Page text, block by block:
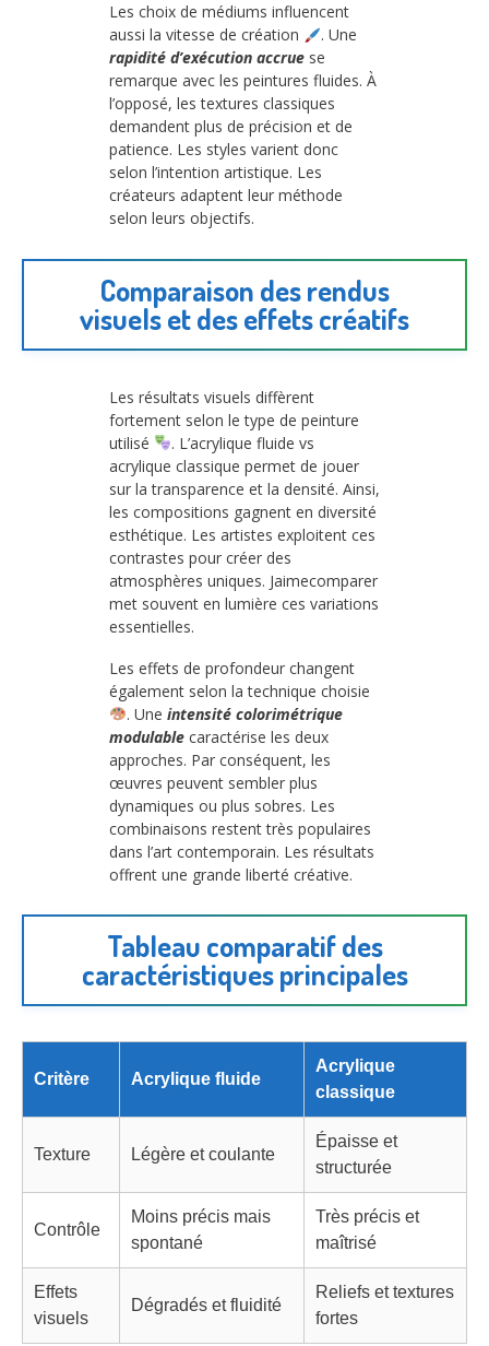
Les choix de médiums influencent
aussi la vitesse de création
. Une
rapidité d’exécution accrue se
remarque avec les peintures fluides. À
l’opposé, les textures classiques
demandent plus de précision et de
patience. Les styles varient donc
selon l’intention artistique. Les
créateurs adaptent leur méthode
selon leurs objectifs.
Comparaison des rendus
visuels et des effets créatifs
Les résultats visuels diffèrent
fortement selon le type de peinture
utilisé
. L’acrylique fluide vs
acrylique classique permet de jouer
sur la transparence et la densité. Ainsi,
les compositions gagnent en diversité
esthétique. Les artistes exploitent ces
contrastes pour créer des
atmosphères uniques. Jaimecomparer
met souvent en lumière ces variations
essentielles.
Les effets de profondeur changent
également selon la technique choisie
. Une intensité colorimétrique
modulable caractérise les deux
approches. Par conséquent, les
œuvres peuvent sembler plus
dynamiques ou plus sobres. Les
combinaisons restent très populaires
dans l’art contemporain. Les résultats
offrent une grande liberté créative.
Tableau comparatif des
caractéristiques principales
Critère Acrylique fluide
Acrylique
classique
Texture Légère et coulante
Épaisse et
structurée
Contrôle
Moins précis mais
spontané
Très précis et
maîtrisé
Effets
visuels
Dégradés et fluidité
Reliefs et textures
fortes